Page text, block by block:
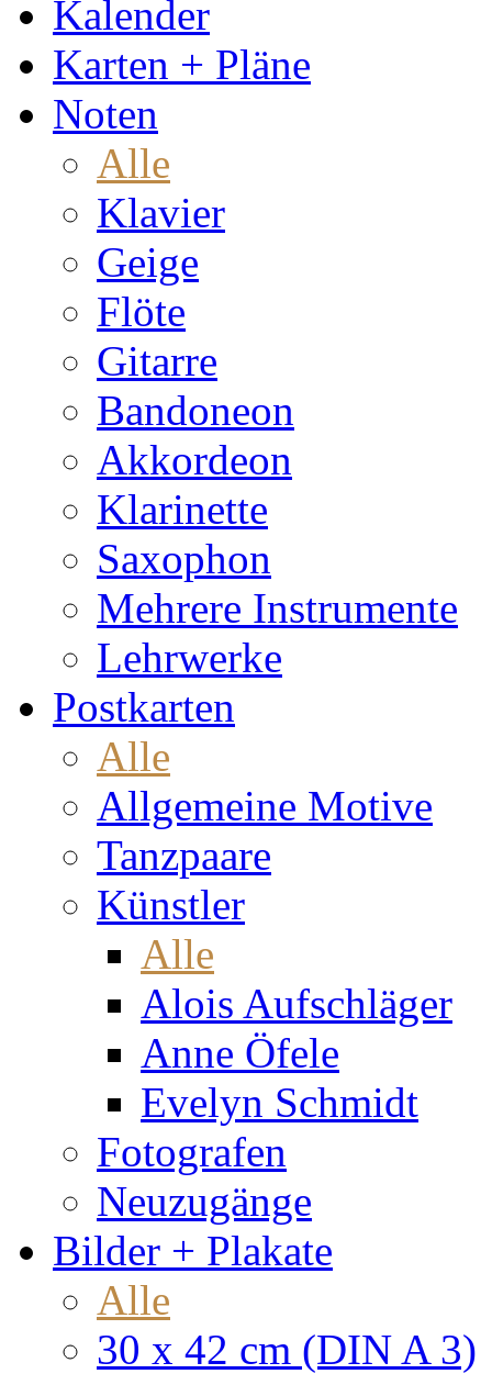
Kalender
Karten + Pläne
Noten
Alle
Klavier
Geige
Flöte
Gitarre
Bandoneon
Akkordeon
Klarinette
Saxophon
Mehrere Instrumente
Lehrwerke
Postkarten
Alle
Allgemeine Motive
Tanzpaare
Künstler
Alle
Alois Aufschläger
Anne Öfele
Evelyn Schmidt
Fotografen
Neuzugänge
Bilder + Plakate
Alle
30 x 42 cm (DIN A 3)